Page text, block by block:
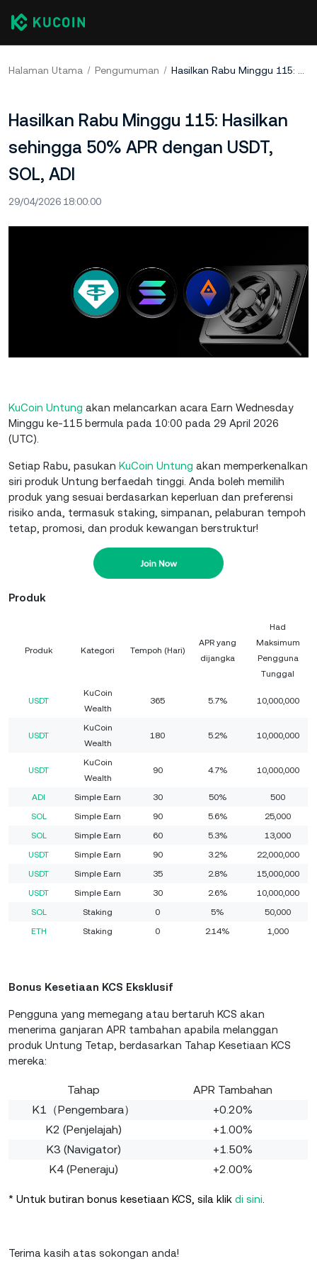
Halaman Utama Pengumuman Hasilkan Rabu Minggu 115: Hasilkan sehingga 50% APR dengan USDT, SOL, ADI
Hasilkan Rabu Minggu 115: Hasilkan
sehingga 50% APR dengan USDT,
SOL, ADI
29/04/2026 18:00:00
KuCoin Untung akan melancarkan acara Earn Wednesday
Minggu ke-115 bermula pada 10:00 pada 29 April 2026
(UTC).
Setiap Rabu, pasukan KuCoin Untung akan memperkenalkan
siri produk Untung berfaedah tinggi. Anda boleh memilih
produk yang sesuai berdasarkan keperluan dan preferensi
risiko anda, termasuk staking, simpanan, pelaburan tempoh
tetap, promosi, dan produk kewangan berstruktur!
Produk
Produk Kategori Tempoh (Hari)
APR yang
dijangka
Had
Maksimum
Pengguna
Tunggal
USDT
KuCoin
Wealth
365 5.7% 10,000,000
USDT
KuCoin
Wealth
180 5.2% 10,000,000
USDT
KuCoin
Wealth
90 4.7% 10,000,000
ADI Simple Earn 30 50%
500
SOL
Simple Earn 90 5.6%
25,000
SOL
Simple Earn 60 5.3%
13,000
USDT
Simple Earn 90 3.2%
22,000,000
USDT
Simple Earn 35 2.8%
15,000,000
USDT
Simple Earn 30 2.6%
10,000,000
SOL
Staking 0 5%
50,000
ETH
Staking 0 2.14% 1,000
Bonus Kesetiaan KCS Eksklusif
Pengguna yang memegang atau bertaruh KCS akan
menerima ganjaran APR tambahan apabila melanggan
produk Untung Tetap, berdasarkan Tahap Kesetiaan KCS
mereka:
Tahap
APR Tambahan
K1（Pengembara）
+0.20%
K2 (Penjelajah)
+1.00%
K3 (Navigator)
+1.50%
K4 (Peneraju)
+2.00%
* Untuk butiran bonus kesetiaan KCS, sila klik di sini
Terima kasih atas sokongan anda!